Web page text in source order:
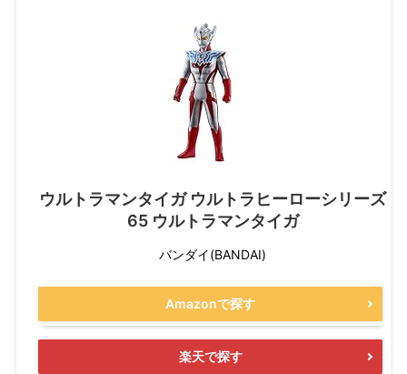
ウルトラマンタイガ ウルトラヒーローシリーズ
65 ウルトラマンタイガ
バンダイ(BANDAI)
Amazonで探す
楽天で探す